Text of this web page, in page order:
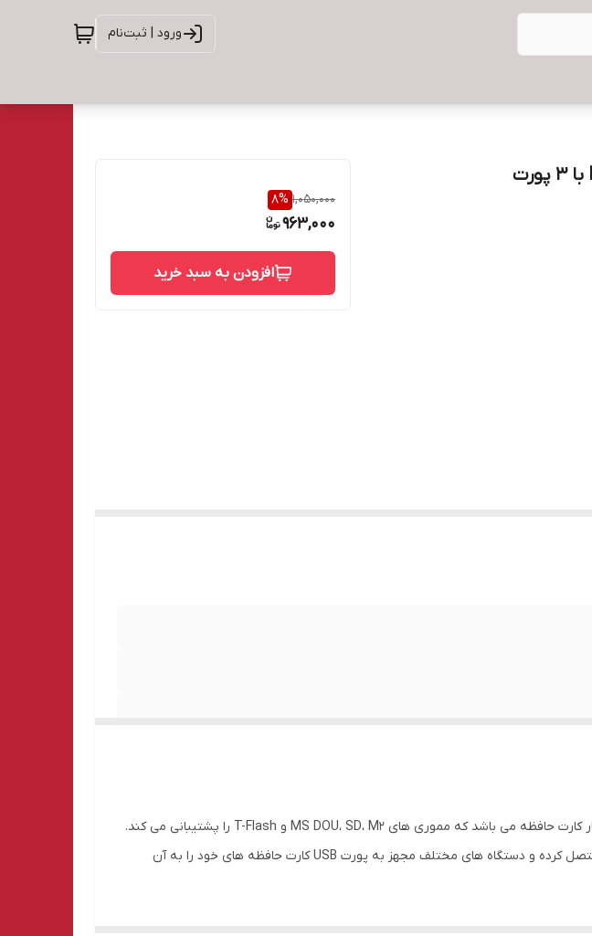
ورود | ثبت‌نام
1,050,000
8%
963,000
افزودن به سبد خرید
هاب کمبو USB3.0 وریتی مدل H-408 آداپتور دار ، دارای 3 پورت USB با سرعت انتقال بالا و چهار شیار کارت حافظه می باشد که مموری های MS DOU، SD، M2 و T-Flash را پشتیبانی می کند.
این هاب با طول کابل 30 سانتی متر و با کیفیت بالایی ساخته شده که می توانید آن را به کامپیوتر متصل کرده و دستگاه های مختلف مجهز به پورت USB کارت حافظه های خود را به آن